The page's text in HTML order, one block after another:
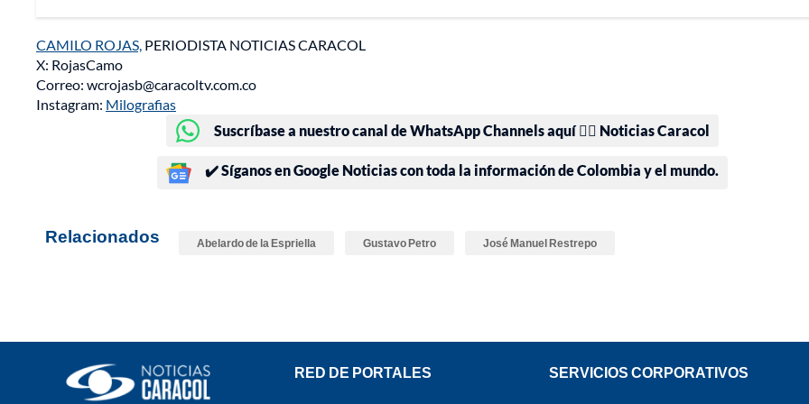
CAMILO ROJAS, PERIODISTA NOTICIAS CARACOL
X: RojasCamo
Correo: wcrojasb@caracoltv.com.co
Instagram: Milografias
Suscríbase a nuestro canal de WhatsApp Channels aquí 👉🏻 Noticias Caracol
✔️ Síganos en Google Noticias con toda la información de Colombia y el mundo.
Relacionados Abelardo de la Espriella Gustavo Petro José Manuel Restrepo
RED DE PORTALES SERVICIOS CORPORATIVOS